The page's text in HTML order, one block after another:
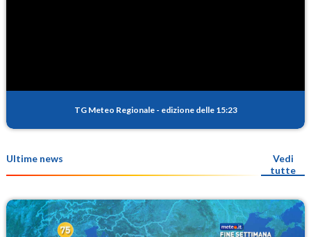
TG Meteo Regionale - edizione delle 15:23
Ultime news
Vedi
tutte